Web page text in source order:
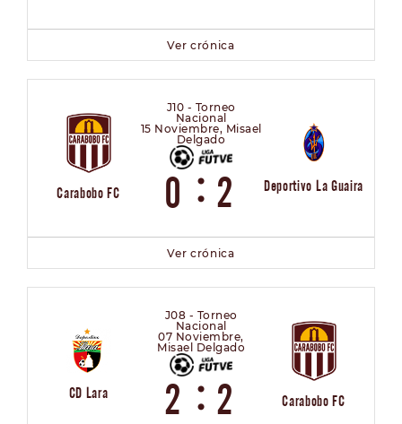
Ver crónica
Carabobo FC
J10 - Torneo
Nacional
15 Noviembre, Misael
Delgado
0 : 2 Deportivo La Guaira
Ver crónica
CD Lara
J08 - Torneo
Nacional
07 Noviembre,
Misael Delgado
2 : 2 Carabobo FC